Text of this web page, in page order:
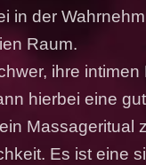
in der
Raum.
ihre
hierbei eine
Massageritual
Es ist eine